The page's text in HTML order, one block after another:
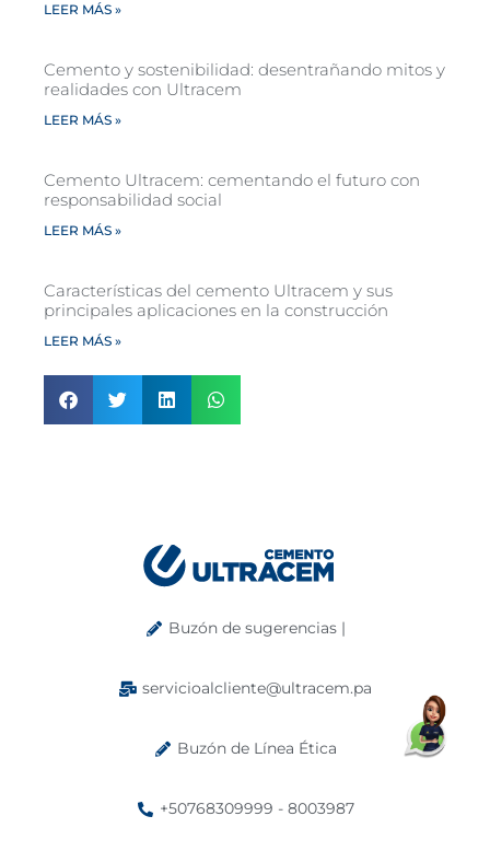
LEER MÁS »
Cemento y sostenibilidad: desentrañando mitos y
realidades con Ultracem
LEER MÁS »
Cemento Ultracem: cementando el futuro con
responsabilidad social
LEER MÁS »
Características del cemento Ultracem y sus
principales aplicaciones en la construcción
LEER MÁS »
Buzón de sugerencias |
servicioalcliente@ultracem.pa
Buzón de Línea Ética
+50768309999 - 8003987